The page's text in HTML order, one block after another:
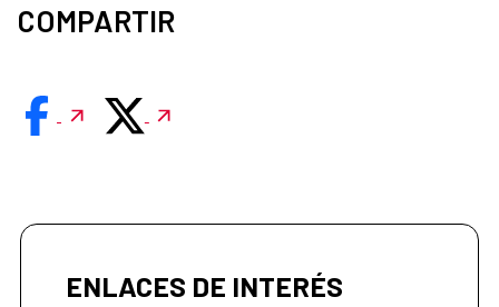
COMPARTIR
ENLACES DE INTERÉS